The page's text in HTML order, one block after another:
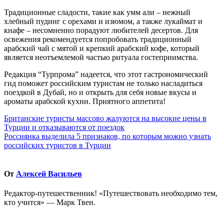
Традиционные сладости, такие как умм али – нежный
хлебный пудинг с орехами и изюмом, а также лукаймат и
кнафе – несомненно порадуют любителей десертов. Для
освежения рекомендуется попробовать традиционный
арабский чай с мятой и крепкий арабский кофе, который
является неотъемлемой частью ритуала гостеприимства.
Редакция “Турпрома” надеется, что этот гастрономический
гид поможет российским туристам не только насладиться
поездкой в Дубай, но и открыть для себя новые вкусы и
ароматы арабской кухни. Приятного аппетита!
Навигация
по
записям
Британские туристы массово жалуются на высокие цены в
Турции и отказываются от поездок
Россиянка выделила 5 признаков, по которым можно узнать
российских туристов в Турции
От Алексей Васильев
Редактор-путешественник! «Путешествовать необходимо тем,
кто учится» — Марк Твен.